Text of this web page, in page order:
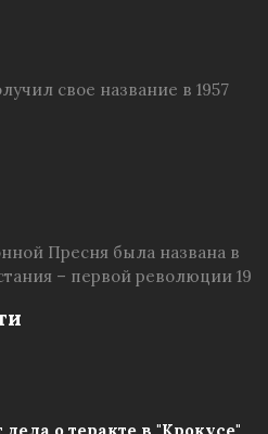
свое название в 1957
Пресня была названа в
– первой революции 19